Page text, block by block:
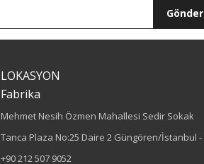
Gönder
LOKASYON
Fabrika
Mehmet Nesih Özmen Mahallesi Sedir Sokak
Tanca Plaza No:25 Daire 2 Güngören/İstanbul -
+90 212 507 9052